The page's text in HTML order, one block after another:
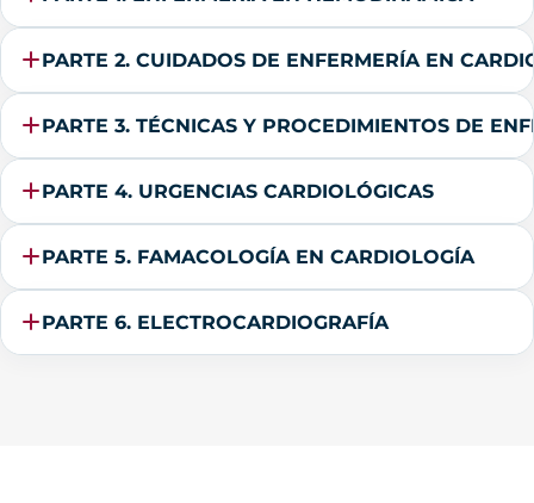
PARTE 2. CUIDADOS DE ENFERMERÍA EN
PARTE 3. TÉCNICAS Y PROCEDIMIENTOS DE
PARTE 4. URGENCIAS CARDIOLÓGICAS
PARTE 5. FAMACOLOGÍA EN CARDIOLOGÍA
PARTE 6. ELECTROCARDIOGRAFÍA